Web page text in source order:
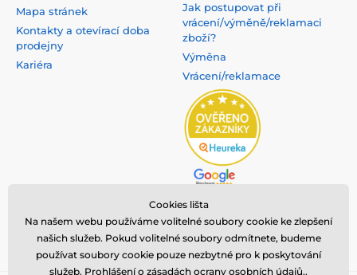
Mapa stránek
Kontakty a otevírací doba
prodejny
Kariéra
Jak postupovat při
vrácení/výměně/reklamaci
zboží?
Výměna
Vrácení/reklamace
Cookies lišta
Na našem webu používáme volitelné soubory cookie ke zlepšení
našich služeb. Pokud volitelné soubory odmítnete, budeme
používat soubory cookie pouze nezbytné pro k poskytování
služeb. Prohlášení o zásadách ocrany osobních údajů,.